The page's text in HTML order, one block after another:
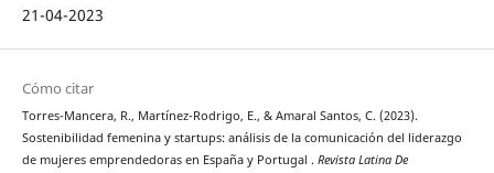
21-04-2023
Cómo citar
Torres-Mancera, R., Martínez-Rodrigo, E., & Amaral Santos, C. (2023).
Sostenibilidad femenina y startups: análisis de la comunicación del liderazgo
de mujeres emprendedoras en España y Portugal . Revista Latina De